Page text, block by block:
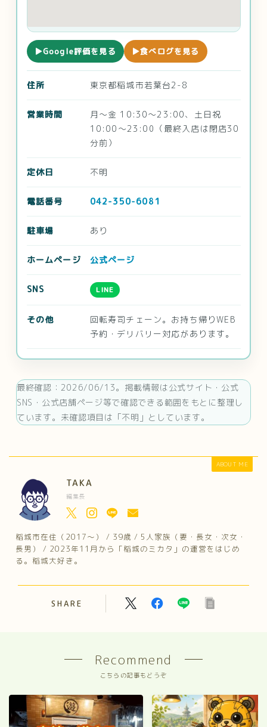
▶Google評価を見る ▶食べログを見る
住所 東京都稲城市若葉台2-8
営業時間
月～金 10:30～23:00、土日祝
10:00～23:00（最終入店は閉店30
分前）
定休日 不明
電話番号 042-350-6081
駐車場 あり
ホームページ 公式ページ
SNS LINE
その他
回転寿司チェーン。お持ち帰りWEB
予約・デリバリー対応があります。
最終確認：2026/06/13。掲載情報は公式サイト・公式
SNS・公式店舗ページ等で確認できる範囲をもとに整理し
ています。未確認項目は「不明」としています。
ABOUT ME
TAKA
編集長
稲城市在住（2017～） / 39歳 / 5人家族（妻・長女・次女・
長男） / 2023年11月から「稲城のミカタ」の運営をはじめ
る。稲城大好き。
SHARE
Recommend
こちらの記事もどうぞ